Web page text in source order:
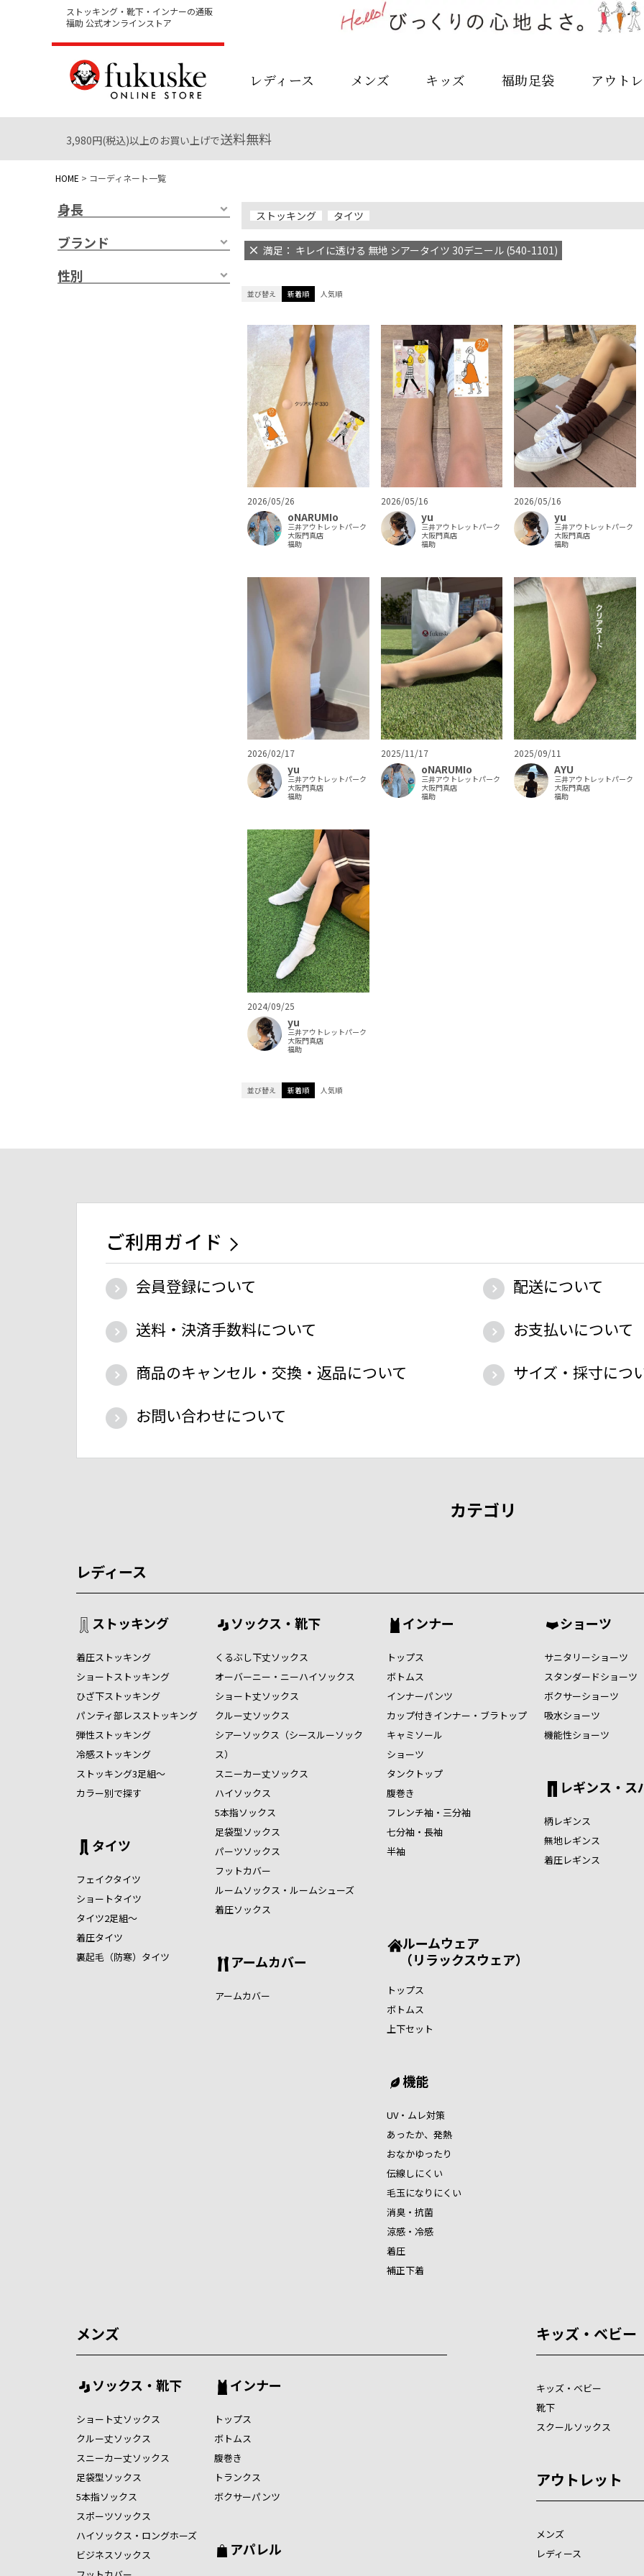
ストッキング・靴下・インナーの通販
福助 公式オンラインストア
レディース メンズ キッズ 福助足袋 アウト
3,980円(税込)以上のお買い上げで送料無料
HOME コーディネート一覧
身長
ブランド
性別
ストッキング タイツ
満足： キレイに透ける 無地 シアータイツ 30デニール (540-1101)
並び替え 新着順 人気順
2026/05/26
oNARUMIo
三井アウトレットパーク
大阪門真店
福助
2026/05/16
yu
三井アウトレットパーク
大阪門真店
福助
2026/05/16
yu
三井アウトレットパーク
大阪門真店
福助
2026/02/17
yu
三井アウトレットパーク
大阪門真店
福助
2025/11/17
oNARUMIo
三井アウトレットパーク
大阪門真店
福助
2025/09/11
AYU
三井アウトレットパーク
大阪門真店
福助
2024/09/25
yu
三井アウトレットパーク
大阪門真店
福助
並び替え 新着順 人気順
ご利用ガイド
会員登録について
配送について
送料・決済手数料について
お支払いについて
商品のキャンセル・交換・返品について
サイズ・採寸につ
お問い合わせについて
カテゴリ
レディース
ストッキング
着圧ストッキング
ショートストッキング
ひざ下ストッキング
パンティ部レスストッキング
弾性ストッキング
冷感ストッキング
ストッキング3足組～
カラー別で探す
タイツ
フェイクタイツ
ショートタイツ
タイツ2足組～
着圧タイツ
裏起毛（防寒）タイツ
ソックス・靴下
くるぶし下丈ソックス
オーバーニー・ニーハイソックス
ショート丈ソックス
クルー丈ソックス
シアーソックス（シースルーソック
ス）
スニーカー丈ソックス
ハイソックス
5本指ソックス
足袋型ソックス
パーツソックス
フットカバー
ルームソックス・ルームシューズ
着圧ソックス
アームカバー
アームカバー
インナー
トップス
ボトムス
インナーパンツ
カップ付きインナー・ブラトップ
キャミソール
ショーツ
タンクトップ
腹巻き
フレンチ袖・三分袖
七分袖・長袖
半袖
ショーツ
サニタリーショーツ
スタンダードショーツ
ボクサーショーツ
吸水ショーツ
機能性ショーツ
レギンス・ス
柄レギンス
無地レギンス
着圧レギンス
ルームウェア
（リラックスウェア）
トップス
ボトムス
上下セット
機能
UV・ムレ対策
あったか、発熱
おなかゆったり
伝線しにくい
毛玉になりにくい
消臭・抗菌
涼感・冷感
着圧
補正下着
メンズ
ソックス・靴下
ショート丈ソックス
クルー丈ソックス
スニーカー丈ソックス
足袋型ソックス
5本指ソックス
スポーツソックス
ハイソックス・ロングホーズ
ビジネスソックス
インナー
トップス
ボトムス
腹巻き
トランクス
ボクサーパンツ
アパレル
キッズ・ベビー
キッズ・ベビー
靴下
スクールソックス
アウトレット
メンズ
レディース